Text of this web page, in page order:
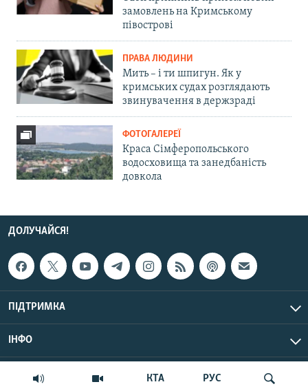
КТА РУС
замовлень на Кримському
півострові
ПРАВА ЛЮДИНИ
Мить – і ти шпигун. Як у
кримських судах розглядають
звинувачення в держзраді
ФОТОГАЛЕРЕЇ
Краса Сімферопольського
водосховища та занедбаність
довкола
ДОЛУЧАЙСЯ!
ПІДТРИМКА
ІНФО
© Крим.Реалії, 2026 | Усі права застережено.